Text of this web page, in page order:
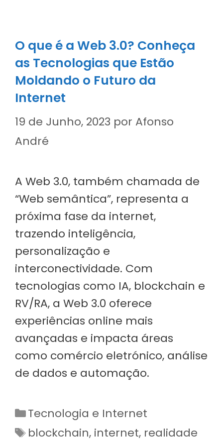
O que é a Web 3.0? Conheça
as Tecnologias que Estão
Moldando o Futuro da
Internet
19 de Junho, 2023 por Afonso
André
A Web 3.0, também chamada de
“Web semântica”, representa a
próxima fase da internet,
trazendo inteligência,
personalização e
interconectividade. Com
tecnologias como IA, blockchain e
RV/RA, a Web 3.0 oferece
experiências online mais
avançadas e impacta áreas
como comércio eletrónico, análise
de dados e automação.
Categorias
Tecnologia e Internet
Etiquetas
blockchain, internet, realidade